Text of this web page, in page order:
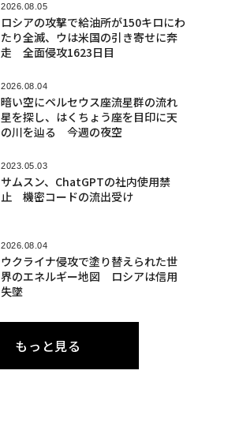
2026.08.05
ロシアの攻撃で給油所が150キロにわ
たり全滅、ウは米国の引き寄せに奔
走 全面侵攻1623日目
2026.08.04
暗い空にペルセウス座流星群の流れ
星を探し、はくちょう座を目印に天
の川を辿る 今週の夜空
2023.05.03
サムスン、ChatGPTの社内使用禁
止 機密コードの流出受け
2026.08.04
ウクライナ侵攻で塗り替えられた世
界のエネルギー地図 ロシアは信用
失墜
もっと見る